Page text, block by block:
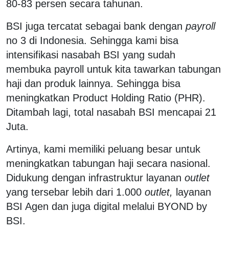
80-83 persen secara tahunan.
BSI juga tercatat sebagai bank dengan payroll
no 3 di Indonesia. Sehingga kami bisa
intensifikasi nasabah BSI yang sudah
membuka payroll untuk kita tawarkan tabungan
haji dan produk lainnya. Sehingga bisa
meningkatkan Product Holding Ratio (PHR).
Ditambah lagi, total nasabah BSI mencapai 21
Juta.
Artinya, kami memiliki peluang besar untuk
meningkatkan tabungan haji secara nasional.
Didukung dengan infrastruktur layanan outlet
yang tersebar lebih dari 1.000 outlet, layanan
BSI Agen dan juga digital melalui BYOND by
BSI.